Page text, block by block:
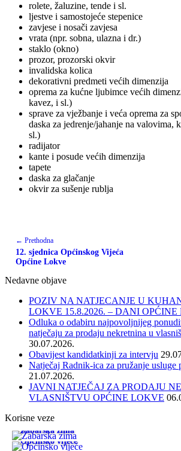
rolete, žaluzine, tende i sl.
ljestve i samostojeće stepenice
zavjese i nosači zavjesa
vrata (npr. sobna, ulazna i dr.)
staklo (okno)
prozor, prozorski okvir
invalidska kolica
dekorativni predmeti većih dimenzija
oprema za kućne ljubimce većih
kavez, i sl.)
sprave za vježbanje i veća oprema za
daska za jedrenje/jahanje na valovima,
sl.)
radijator
kante i posude većih dimenzija
tapete
daska za glačanje
okvir za sušenje rublja
← Prethodna
12. sjednica Općinskog Vijeća
Općine Lokve
Nedavne objave
POZIV NA NATJECANJE U
LOKVE 15.8.2026. – DANI
Odluka o odabiru najpovoljnijeg
natječaju za prodaju nekretnina u
30.07.2026.
Obavijest kandidatkinji za intervju
Natječaj Radnik-ica za pružanje usluge
21.07.2026.
JAVNI NATJEČAJ ZA PRODAJU
VLASNIŠTVU OPĆINE LOKVE
Korisne veze
Žabarska zima
Općinsko vijeće